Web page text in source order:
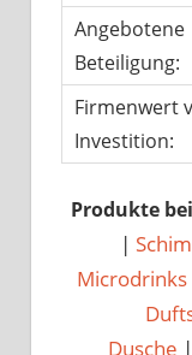
Angebotene
Beteiligung:
Firmenwert
Investition:
Produkte
|
Microdrinks
Dusche |